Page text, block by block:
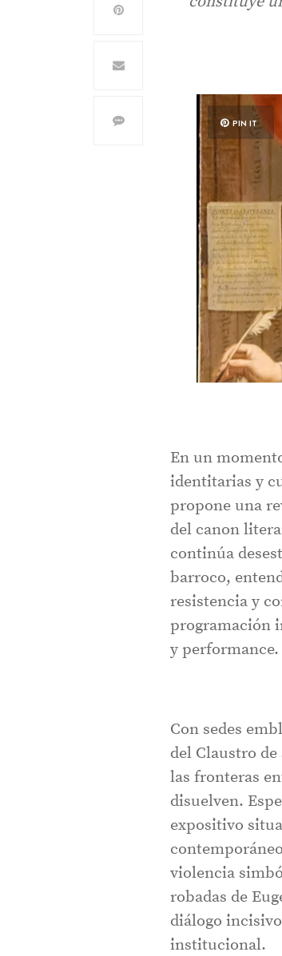
PIN IT
En un
identitarias y
propone una
del canon
continúa
barroco,
resistencia y
programación
y performance.
Con sedes
del Claustro
las fronteras
disuelven.
expositivo
violencia
robadas de
diálogo
institucional.